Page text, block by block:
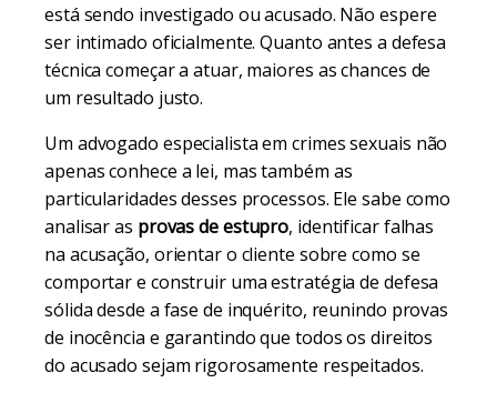
está sendo investigado ou acusado. Não espere
ser intimado oficialmente. Quanto antes a defesa
técnica começar a atuar, maiores as chances de
um resultado justo.
Um advogado especialista em crimes sexuais não
apenas conhece a lei, mas também as
particularidades desses processos. Ele sabe como
analisar as provas de estupro, identificar falhas
na acusação, orientar o cliente sobre como se
comportar e construir uma estratégia de defesa
sólida desde a fase de inquérito, reunindo provas
de inocência e garantindo que todos os direitos
do acusado sejam rigorosamente respeitados.